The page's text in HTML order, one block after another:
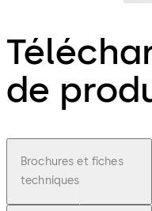
de
Brochures et fiches
techniques